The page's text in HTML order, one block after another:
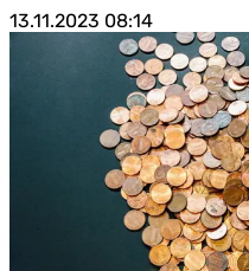
13.11.2023 08:14